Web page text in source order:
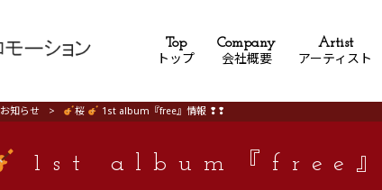
Top
トップ
Company
会社概要
Artist
アーティスト
お知らせ > 桜 1st album『free』情報 ❢❢
1st album『free